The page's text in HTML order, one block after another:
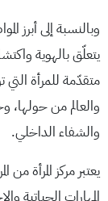
وبالنسبة إلى أبرز
يتعلّق بالهوية
متقدّمة للمرأة
والعالم من حولها،
والشفاء الداخلي.
يعتبر مركز المرأة
المهارات الحياتية